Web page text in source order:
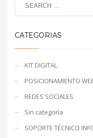
CATEGORIAS
KIT DIGITAL
POSICIONAMIENTO
REDES SOCIALES
Sin categoría
SOPORTE TÉCNICO